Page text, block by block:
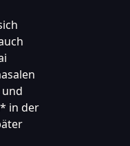
in der